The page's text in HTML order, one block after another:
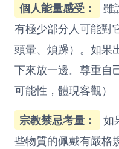
個人能量感受： 雖
有極少部分人可能對
頭暈、煩躁）。如果
下來放一邊。尊重自
可能性，體現客觀）
宗教禁忌考量：
如
些物質的佩戴有嚴格